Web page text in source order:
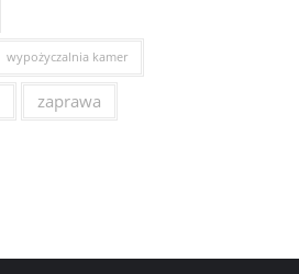
wypożyczalnia kamer
zaprawa